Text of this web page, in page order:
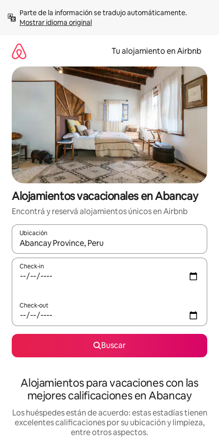
contenidoMostrar idioma original
Tu alojamiento en Airbnb
Alojamientos vacacionales en Abancay
Encontrá y reservá alojamientos únicos en Airbnb
Ubicación
Cuando los resultados estén disponibles, navegá con las
Check-in
Check-out
Buscar
Alojamientos para vacaciones con las
mejores calificaciones en Abancay
Los huéspedes están de acuerdo: estas estadías tienen
excelentes calificaciones por su ubicación y limpieza,
entre otros aspectos.